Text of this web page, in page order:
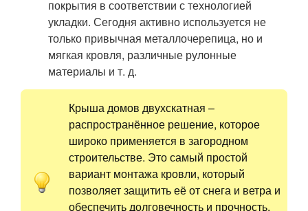
покрытия в соответствии с технологией
укладки. Сегодня активно используется не
только привычная металлочерепица, но и
мягкая кровля, различные рулонные
материалы и т. д.
Крыша домов двухскатная –
распространённое решение, которое
широко применяется в загородном
строительстве. Это самый простой
вариант монтажа кровли, который
позволяет защитить её от снега и ветра и
обеспечить долговечность и прочность.